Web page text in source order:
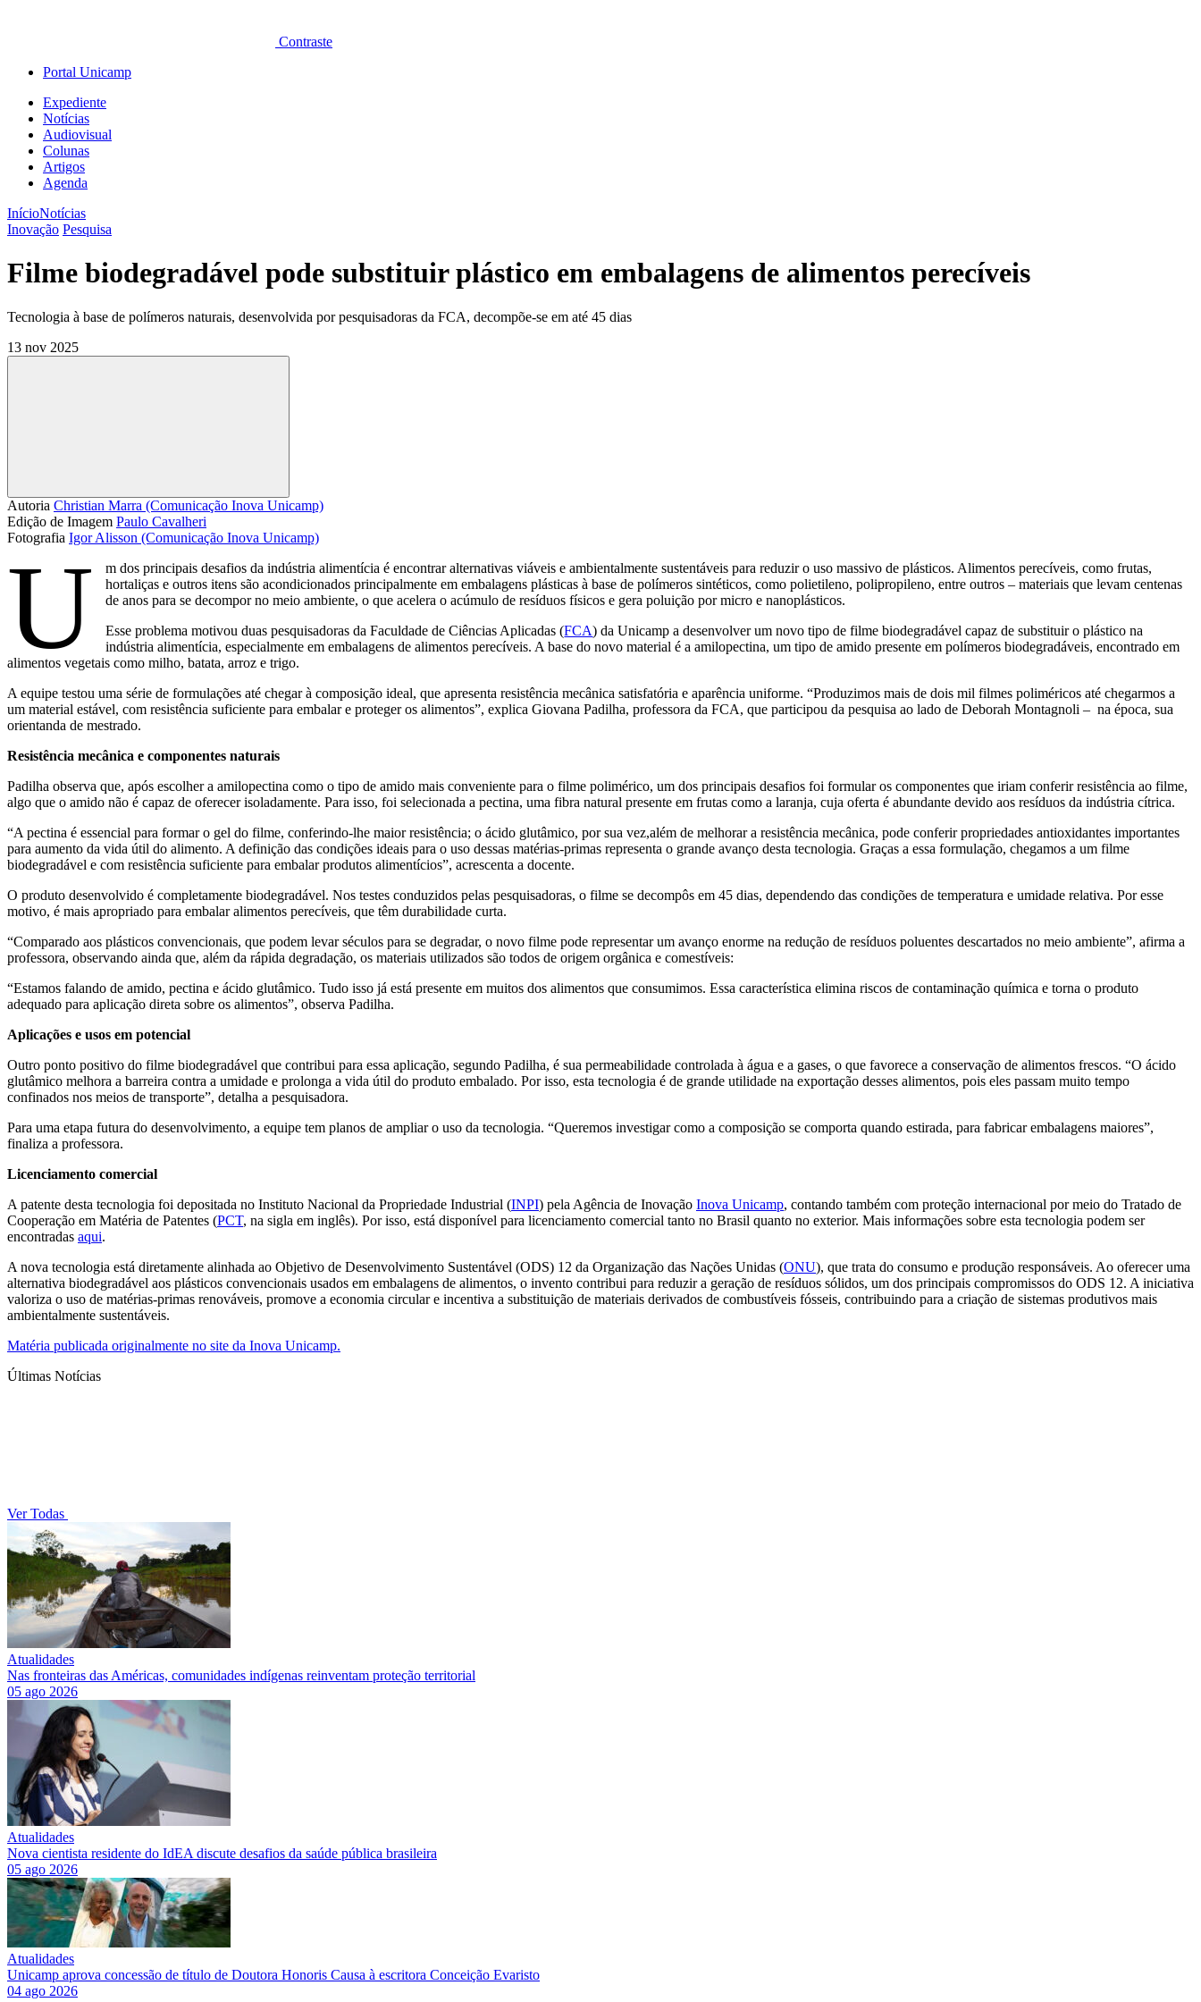
Contraste
Portal Unicamp
Expediente
Notícias
Audiovisual
Colunas
Artigos
Agenda
InícioNotícias
Inovação Pesquisa
Filme biodegradável pode substituir plástico em embalagens de alimentos perecíveis
Tecnologia à base de polímeros naturais, desenvolvida por pesquisadoras da FCA, decompõe-se em até 45 dias
13 nov 2025
Compartilhar
Autoria Christian Marra (Comunicação Inova Unicamp)
Edição de Imagem Paulo Cavalheri
Fotografia Igor Alisson (Comunicação Inova Unicamp)
U
m dos principais desafios da indústria alimentícia é encontrar alternativas viáveis e ambientalmente sustentáveis para reduzir o uso massivo de plásticos. Alimentos perecíveis, como frutas,
hortaliças e outros itens são acondicionados principalmente em embalagens plásticas à base de polímeros sintéticos, como polietileno, polipropileno, entre outros – materiais que levam centenas
de anos para se decompor no meio ambiente, o que acelera o acúmulo de resíduos físicos e gera poluição por micro e nanoplásticos.
Esse problema motivou duas pesquisadoras da Faculdade de Ciências Aplicadas (FCA) da Unicamp a desenvolver um novo tipo de filme biodegradável capaz de substituir o plástico na
indústria alimentícia, especialmente em embalagens de alimentos perecíveis. A base do novo material é a amilopectina, um tipo de amido presente em polímeros biodegradáveis, encontrado em
alimentos vegetais como milho, batata, arroz e trigo.
A equipe testou uma série de formulações até chegar à composição ideal, que apresenta resistência mecânica satisfatória e aparência uniforme. “Produzimos mais de dois mil filmes poliméricos até chegarmos a
um material estável, com resistência suficiente para embalar e proteger os alimentos”, explica Giovana Padilha, professora da FCA, que participou da pesquisa ao lado de Deborah Montagnoli – na época, sua
orientanda de mestrado.
Resistência mecânica e componentes naturais
Padilha observa que, após escolher a amilopectina como o tipo de amido mais conveniente para o filme polimérico, um dos principais desafios foi formular os componentes que iriam conferir resistência ao filme,
algo que o amido não é capaz de oferecer isoladamente. Para isso, foi selecionada a pectina, uma fibra natural presente em frutas como a laranja, cuja oferta é abundante devido aos resíduos da indústria cítrica.
“A pectina é essencial para formar o gel do filme, conferindo-lhe maior resistência; o ácido glutâmico, por sua vez,além de melhorar a resistência mecânica, pode conferir propriedades antioxidantes importantes
para aumento da vida útil do alimento. A definição das condições ideais para o uso dessas matérias-primas representa o grande avanço desta tecnologia. Graças a essa formulação, chegamos a um filme
biodegradável e com resistência suficiente para embalar produtos alimentícios”, acrescenta a docente.
O produto desenvolvido é completamente biodegradável. Nos testes conduzidos pelas pesquisadoras, o filme se decompôs em 45 dias, dependendo das condições de temperatura e umidade relativa. Por esse
motivo, é mais apropriado para embalar alimentos perecíveis, que têm durabilidade curta.
“Comparado aos plásticos convencionais, que podem levar séculos para se degradar, o novo filme pode representar um avanço enorme na redução de resíduos poluentes descartados no meio ambiente”, afirma a
professora, observando ainda que, além da rápida degradação, os materiais utilizados são todos de origem orgânica e comestíveis:
“Estamos falando de amido, pectina e ácido glutâmico. Tudo isso já está presente em muitos dos alimentos que consumimos. Essa característica elimina riscos de contaminação química e torna o produto
adequado para aplicação direta sobre os alimentos”, observa Padilha.
Aplicações e usos em potencial
Outro ponto positivo do filme biodegradável que contribui para essa aplicação, segundo Padilha, é sua permeabilidade controlada à água e a gases, o que favorece a conservação de alimentos frescos. “O ácido
glutâmico melhora a barreira contra a umidade e prolonga a vida útil do produto embalado. Por isso, esta tecnologia é de grande utilidade na exportação desses alimentos, pois eles passam muito tempo
confinados nos meios de transporte”, detalha a pesquisadora.
Para uma etapa futura do desenvolvimento, a equipe tem planos de ampliar o uso da tecnologia. “Queremos investigar como a composição se comporta quando estirada, para fabricar embalagens maiores”,
finaliza a professora.
Licenciamento comercial
A patente desta tecnologia foi depositada no Instituto Nacional da Propriedade Industrial (INPI) pela Agência de Inovação Inova Unicamp, contando também com proteção internacional por meio do Tratado de
Cooperação em Matéria de Patentes (PCT, na sigla em inglês). Por isso, está disponível para licenciamento comercial tanto no Brasil quanto no exterior. Mais informações sobre esta tecnologia podem ser
encontradas aqui.
A nova tecnologia está diretamente alinhada ao Objetivo de Desenvolvimento Sustentável (ODS) 12 da Organização das Nações Unidas (ONU), que trata do consumo e produção responsáveis. Ao oferecer uma
alternativa biodegradável aos plásticos convencionais usados em embalagens de alimentos, o invento contribui para reduzir a geração de resíduos sólidos, um dos principais compromissos do ODS 12. A iniciativa
valoriza o uso de matérias-primas renováveis, promove a economia circular e incentiva a substituição de materiais derivados de combustíveis fósseis, contribuindo para a criação de sistemas produtivos mais
ambientalmente sustentáveis.
Matéria publicada originalmente no site da Inova Unicamp.
Últimas Notícias
Ver Todas
Atualidades
Nas fronteiras das Américas, comunidades indígenas reinventam proteção territorial
05 ago 2026
Atualidades
Nova cientista residente do IdEA discute desafios da saúde pública brasileira
05 ago 2026
Atualidades
Unicamp aprova concessão de título de Doutora Honoris Causa à escritora Conceição Evaristo
04 ago 2026